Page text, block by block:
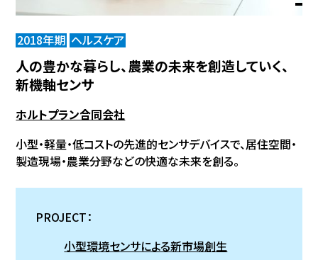
2018年期 ヘルスケア
人の豊かな暮らし、農業の未来を創造していく、
新機軸センサ
ホルトプラン合同会社
小型・軽量・低コストの先進的センサデバイスで、居住空間・
製造現場・農業分野などの快適な未来を創る。
PROJECT：
小型環境センサによる新市場創生